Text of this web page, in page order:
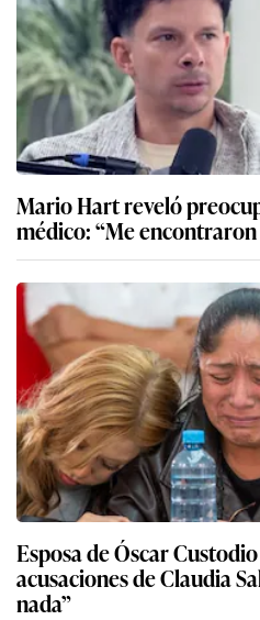
Mario Hart reveló
médico: “Me
Esposa de Óscar
acusaciones de Claudia
nada”